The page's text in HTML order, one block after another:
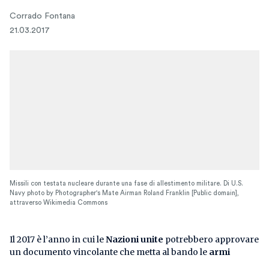
Corrado Fontana
21.03.2017
Missili con testata nucleare durante una fase di allestimento militare. Di U.S.
Navy photo by Photographer's Mate Airman Roland Franklin [Public domain],
attraverso Wikimedia Commons
Il 2017 è l’anno in cui leNazioni unite potrebbero approvare
un documento vincolante che metta al bando le armi